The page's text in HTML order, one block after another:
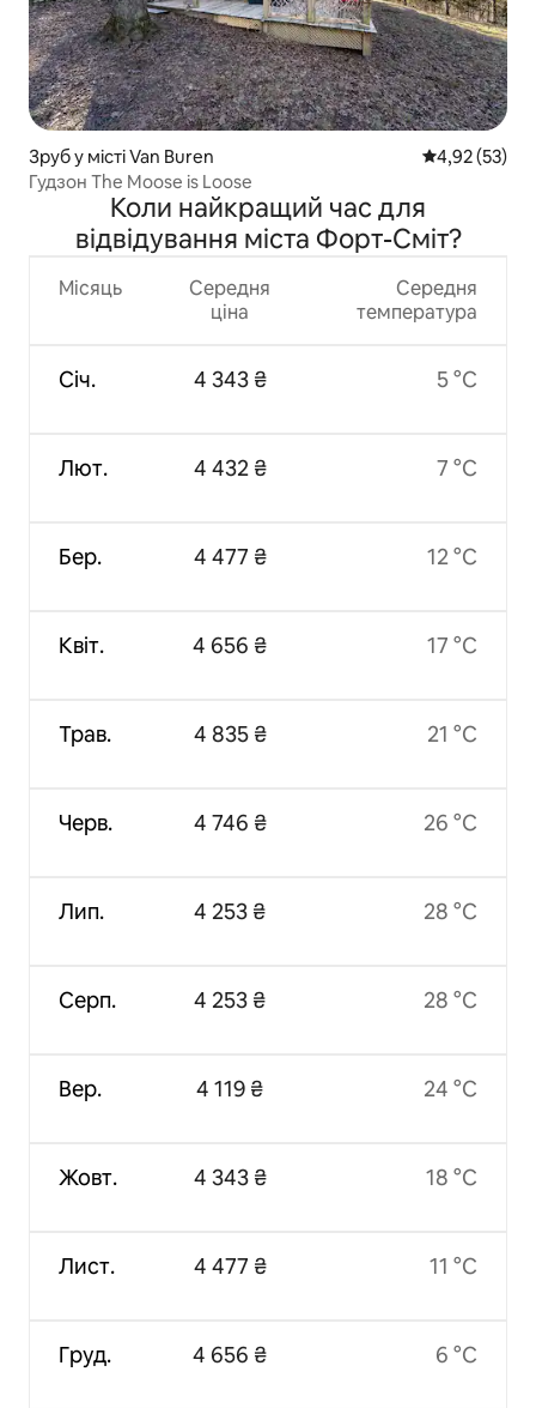
Зруб у місті Van Buren Середня
4,92 (53)
Гудзон The Moose is Loose
Коли найкращий час для
відвідування міста Форт-Сміт?
Місяць
Січ.
Лют.
Бер.
Квіт.
Трав.
Черв.
Лип.
Серп.
Вер.
Жовт.
Лист.
Груд.
Середня
ціна
4 343 ₴
4 432 ₴
4 477 ₴
4 656 ₴
4 835 ₴
4 746 ₴
4 253 ₴
4 253 ₴
4 119 ₴
4 343 ₴
4 477 ₴
4 656 ₴
Середня
температура
5 °C
7 °C
12 °C
17 °C
21 °C
26 °C
28 °C
28 °C
24 °C
18 °C
11 °C
6 °C